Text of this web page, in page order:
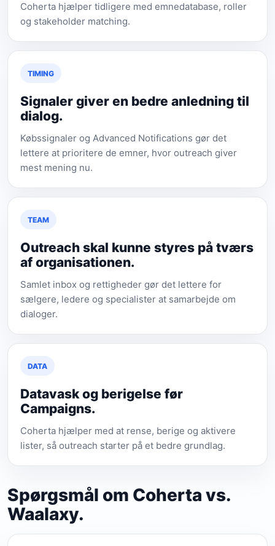
Coherta hjælper tidligere med emnedatabase, roller
og stakeholder matching.
TIMING
Signaler giver en bedre anledning til
dialog.
Købssignaler og Advanced Notifications gør det
lettere at prioritere de emner, hvor outreach giver
mest mening nu.
TEAM
Outreach skal kunne styres på tværs
af organisationen.
Samlet inbox og rettigheder gør det lettere for
sælgere, ledere og specialister at samarbejde om
dialoger.
DATA
Datavask og berigelse før
Campaigns.
Coherta hjælper med at rense, berige og aktivere
lister, så outreach starter på et bedre grundlag.
Spørgsmål om Coherta vs.
Waalaxy.